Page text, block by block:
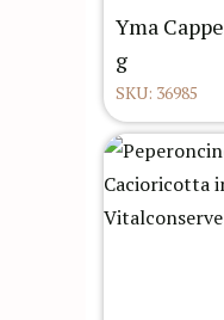
Yma
g
SKU: 36985